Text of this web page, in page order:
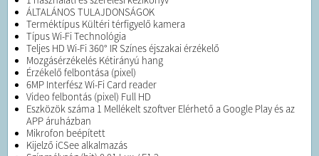
ÁLTALÁNOS TULAJDONSÁGOK
Terméktípus Kültéri térfigyelő kamera
Típus Wi-Fi Technológia
Teljes HD Wi-Fi 360° IR Színes éjszakai érzékelő
Mozgásérzékelés Kétirányú hang
Érzékelő felbontása (pixel)
6MP Interfész Wi-Fi Card reader
Video felbontás (pixel) Full HD
Eszközök száma 1 Mellékelt szoftver Elérhető a Google Play és az
APP áruházban
Mikrofon beépített
Kijelző iCSee alkalmazás